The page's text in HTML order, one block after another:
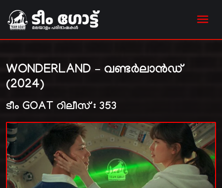
WONDERLAND – വണ്ടർലാൻഡ്
(2024)
ടീം GOAT റിലീസ് : 353